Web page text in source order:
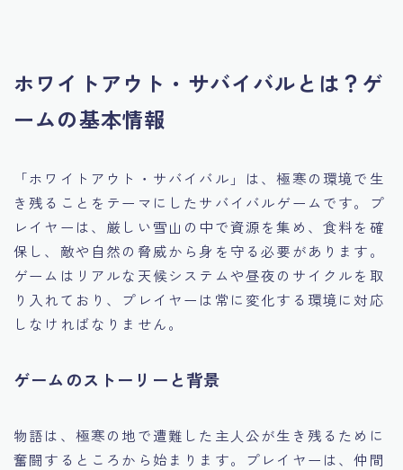
ホワイトアウト・サバイバルとは？ゲ
ームの基本情報
「ホワイトアウト・サバイバル」は、極寒の環境で生
き残ることをテーマにしたサバイバルゲームです。プ
レイヤーは、厳しい雪山の中で資源を集め、食料を確
保し、敵や自然の脅威から身を守る必要があります。
ゲームはリアルな天候システムや昼夜のサイクルを取
り入れており、プレイヤーは常に変化する環境に対応
しなければなりません。
ゲームのストーリーと背景
物語は、極寒の地で遭難した主人公が生き残るために
奮闘するところから始まります。プレイヤーは、仲間